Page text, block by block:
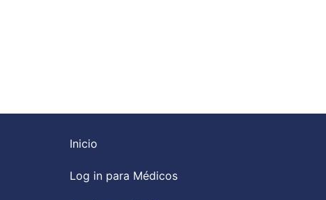
Inicio
Log in para Médicos